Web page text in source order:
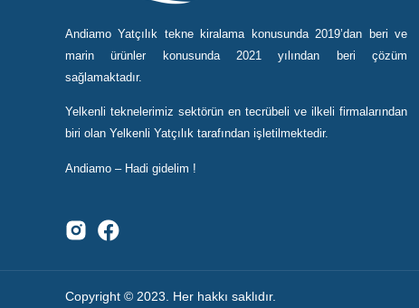
Andiamo Yatçılık tekne kiralama konusunda 2019’dan beri ve
marin ürünler konusunda 2021 yılından beri çözüm
sağlamaktadır.
Yelkenli teknelerimiz sektörün en tecrübeli ve ilkeli firmalarından
biri olan Yelkenli Yatçılık tarafından işletilmektedir.
Andiamo – Hadi gidelim !
Copyright © 2023. Her hakkı saklıdır.